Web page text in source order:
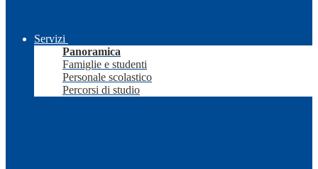
Servizi
Panoramica
Famiglie e studenti
Personale scolastico
Percorsi di studio